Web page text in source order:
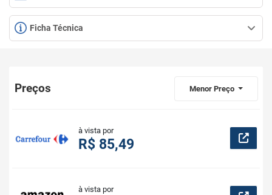
Ficha Técnica
Preços Menor Preço
à vista por
R$ 85,49
à vista por